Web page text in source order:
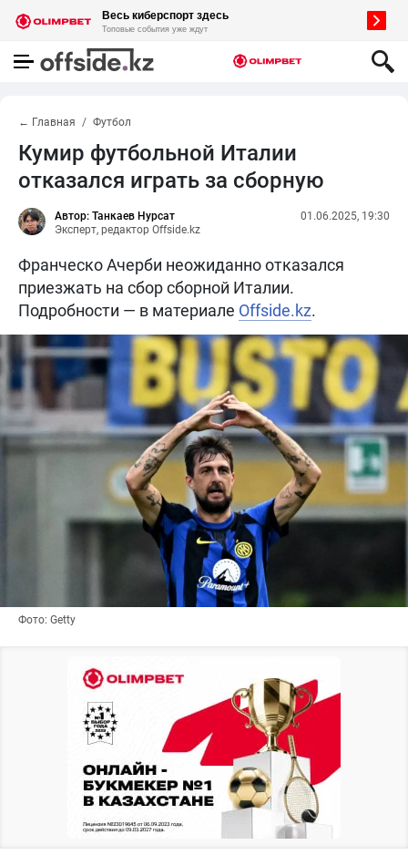
← Главная Футбол
Кумир футбольной Италии
отказался играть за сборную
Автор: Танкаев Нурсат
Эксперт, редактор Offside.kz
01.06.2025, 19:30
Франческо Ачерби неожиданно отказался
приезжать на сбор сборной Италии.
Подробности — в материале Offside.kz.
Фото: Getty